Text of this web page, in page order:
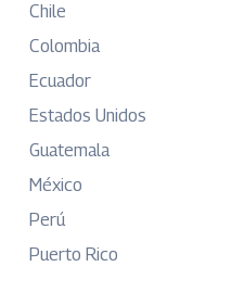
Chile
Colombia
Ecuador
Estados Unidos
Guatemala
México
Perú
Puerto Rico